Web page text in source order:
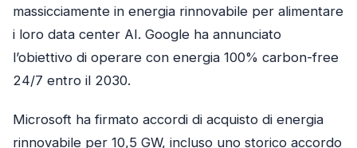
massicciamente in energia rinnovabile per alimentare
i loro data center AI. Google ha annunciato
l’obiettivo di operare con energia 100% carbon-free
24/7 entro il 2030.
Microsoft ha firmato accordi di acquisto di energia
rinnovabile per 10,5 GW, incluso uno storico accordo